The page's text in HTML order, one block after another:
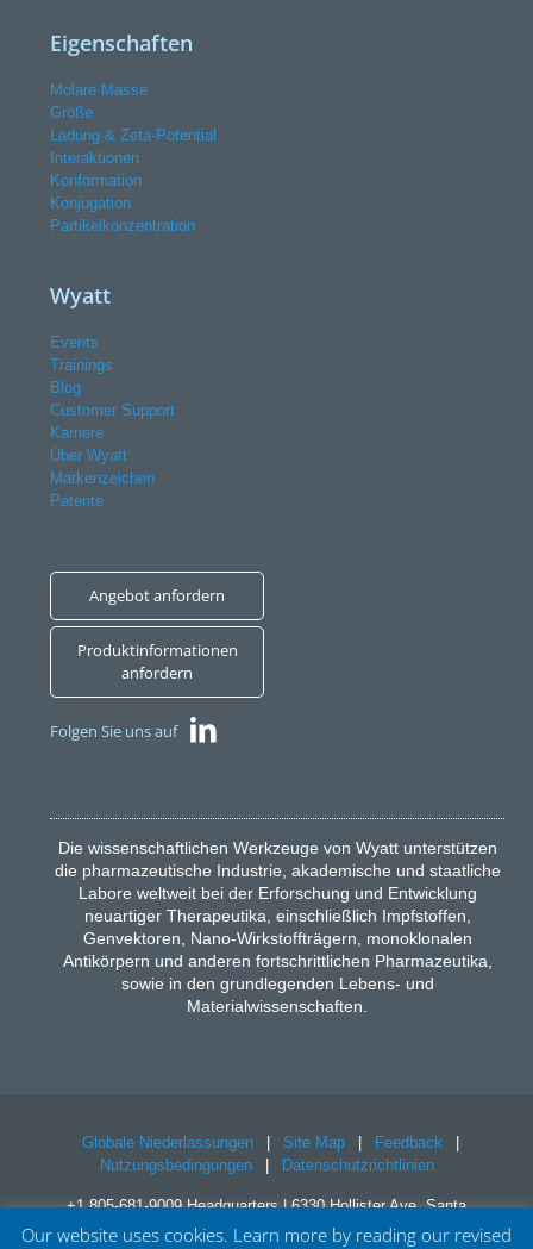
Eigenschaften
Molare Masse
Größe
Ladung & Zeta-Potential
Interaktionen
Konformation
Konjugation
Partikelkonzentration
Wyatt
Events
Trainings
Blog
Customer Support
Karriere
Über Wyatt
Markenzeichen
Patente
Angebot anfordern
Produktinformationen
anfordern
Folgen Sie uns auf
Die wissenschaftlichen Werkzeuge von Wyatt unterstützen
die pharmazeutische Industrie, akademische und staatliche
Labore weltweit bei der Erforschung und Entwicklung
neuartiger Therapeutika, einschließlich Impfstoffen,
Genvektoren, Nano-Wirkstoffträgern, monoklonalen
Antikörpern und anderen fortschrittlichen Pharmazeutika,
sowie in den grundlegenden Lebens- und
Materialwissenschaften.
Globale Niederlassungen Site Map Feedback
Nutzungsbedingungen
Datenschutzrichtlinien
+1 805-681-9009 Headquarters | 6330 Hollister Ave, Santa
Barbara, CA 93117
Our website uses cookies. Learn more by reading our revised